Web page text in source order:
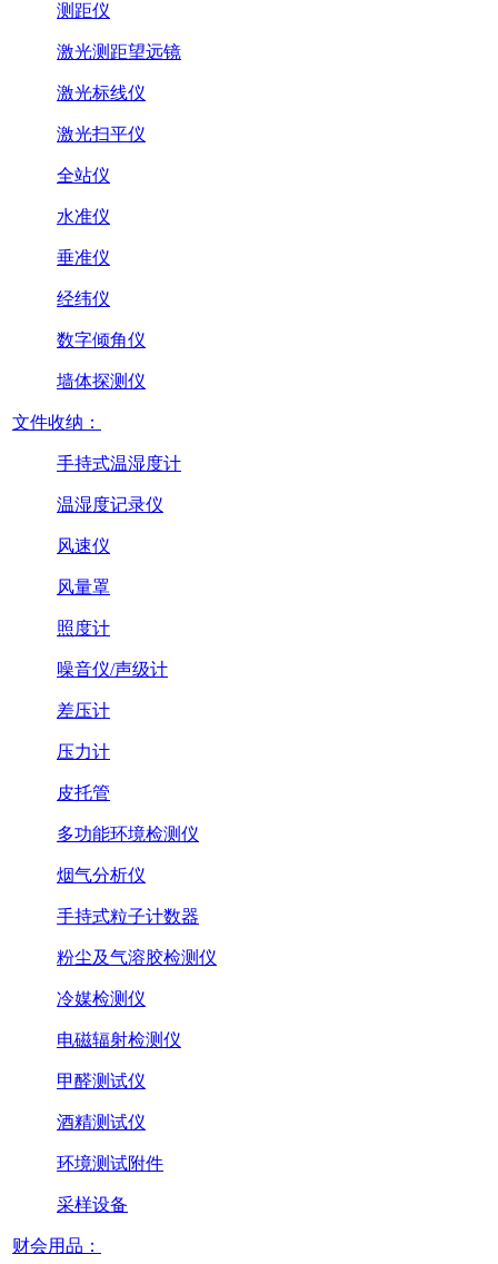
测距仪
激光测距望远镜
激光标线仪
激光扫平仪
全站仪
水准仪
垂准仪
经纬仪
数字倾角仪
墙体探测仪
文件收纳：
手持式温湿度计
温湿度记录仪
风速仪
风量罩
照度计
噪音仪/声级计
差压计
压力计
皮托管
多功能环境检测仪
烟气分析仪
手持式粒子计数器
粉尘及气溶胶检测仪
冷媒检测仪
电磁辐射检测仪
甲醛测试仪
酒精测试仪
环境测试附件
采样设备
财会用品：